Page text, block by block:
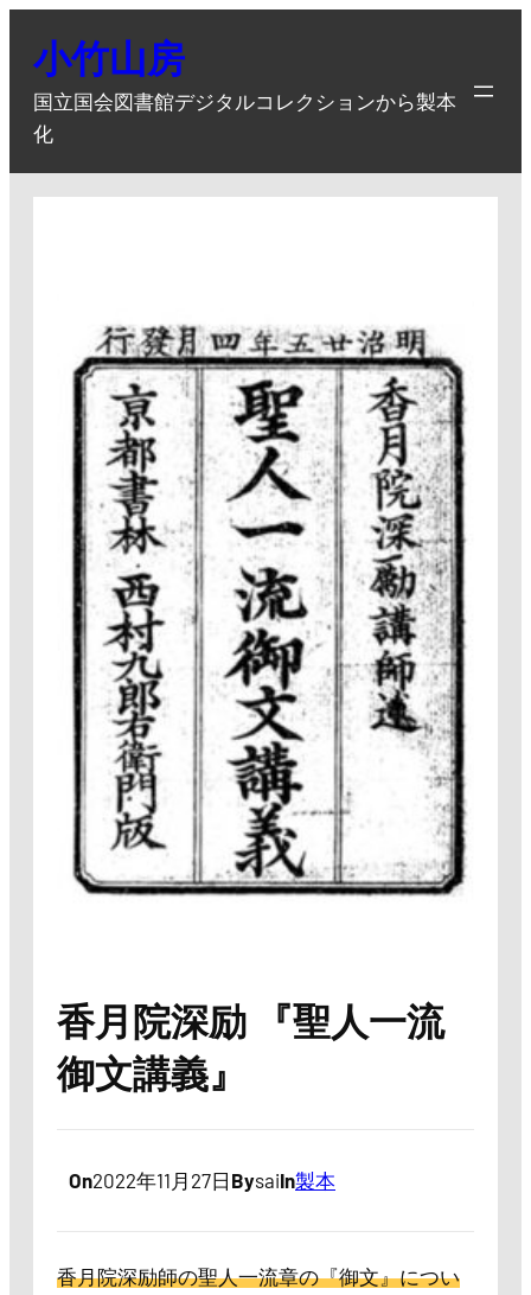
小竹山房
国立国会図書館デジタルコレクションから製本
化
香月院深励 『聖人一流
御文講義』
On2022年11月27日 BysaiIn製本
香月院深励師の聖人一流章の『御文』につい